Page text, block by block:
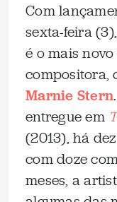
Com
sexta-feira (3),
é o mais
compositora,
Marnie Stern
entregue em
(2013), há
com doze
meses, a